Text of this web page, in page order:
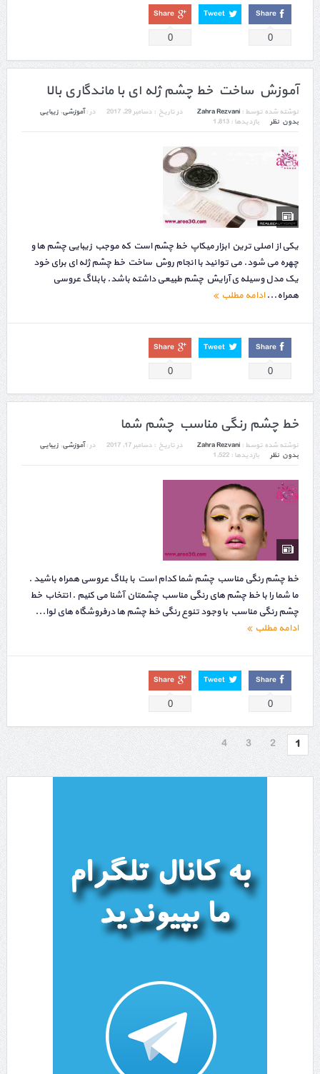
Share
0
Tweet
Share
0
آموزش ساخت خط چشم ژله ای با ماندگاری بالا
نوشته شده توسط : Zahra Rezvani در تاریخ : دسامبر 29, 2017 در :آموزشی, زیبایی
بدون نظر
بازدیدها : 1,813
یکی از اصلی ترین ابزار میکاپ خط چشم است که موجب زیبایی چشم ها و
چهره می شود. می توانید با انجام روش ساخت خط چشم ژله ای برای خود
یک مدل وسیله ی آرایش چشم طبیعی داشته باشد. بابلاگ عروسی
همراه...ادامه مطلب
Share
0
Tweet
Share
0
خط چشم رنگی مناسب چشم شما
نوشته شده توسط : Zahra Rezvani در تاریخ : دسامبر 17, 2017 در :آموزشی, زیبایی
بدون نظر
بازدیدها : 1,522
خط چشم رنگی مناسب چشم شما کدام است با بلاگ عروسی همراه باشید .
ما شما را با خط چشم های رنگی مناسب چشمتان آشنا می کنیم . انتخاب خط
چشم رنگی مناسب با وجود تنوع رنگی خط چشم ها درفروشگاه های لوا...
ادامه مطلب
Share
0
Tweet
Share
0
1
2
3
4